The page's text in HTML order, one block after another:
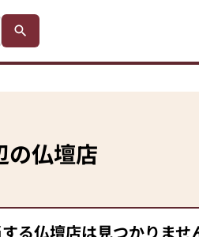
の仏壇店
る仏壇店は見つかりませ